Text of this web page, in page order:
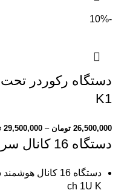
-10%
K1
26,500,000 تومان –
29,500,000
دستگاه 16 کانال سری DS-7616NXI-K1
دستگاه 16 کانال هوشمند سری
ch 1U K